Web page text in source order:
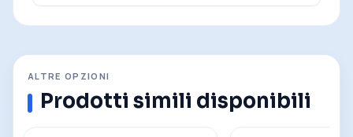
ALTRE OPZIONI
Prodotti simili disponibili